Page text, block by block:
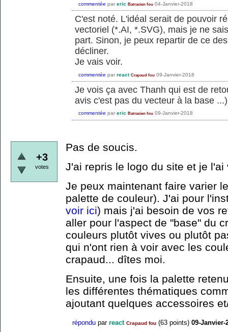
commentée par eric Batracien fou 04-Janvier-2018
C'est noté. L'idéal serait de pouvoir
vectoriel (*.AI, *.SVG), mais je ne
part. Sinon, je peux repartir de ce
décliner.
Je vais voir.
commentée par react Crapaud fou 09-Janvier-2018
Je vois ça avec Thanh qui est de
avis c'est pas du vecteur à la base ...)
commentée par eric Batracien fou 09-Janvier-2018
+3
votes
Pas de soucis.
J'ai repris le logo du site et je l'ai
Je peux maintenant faire varier
palette de couleur). J'ai pour
voir ici) mais j'ai besoin de vos
aller pour l'aspect de "base" du
couleurs plutôt vives ou plutôt
qui n'ont rien à voir avec les
crapaud... dîtes moi.
Ensuite, une fois la palette
les différentes thématiques
ajoutant quelques accessoires
répondu par react Crapaud fou (63 points) 09-Janvier-